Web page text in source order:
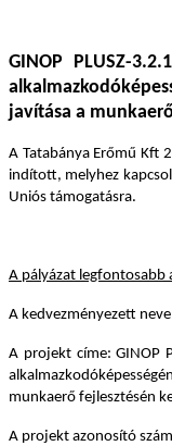
GINOP PLUSZ-
javítása a
A Tatabánya Erőmű Kft
indított, melyhez
Uniós támogatásra.
A pályázat legfontosabb
A kedvezményezett
A projekt címe: GINOP
munkaerő fejlesztésén
A projekt azonosító